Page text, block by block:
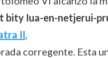
bity Iua-en-netjerui-
II,
corregente. Esta